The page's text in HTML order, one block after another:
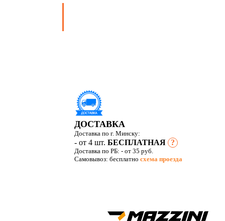
ДОСТАВКА
Доставка по г. Минску:
- от 4 шт.БЕСПЛАТНАЯ ?
Доставка по РБ:- от 35 руб.
Самовывоз: бесплатносхема проезда